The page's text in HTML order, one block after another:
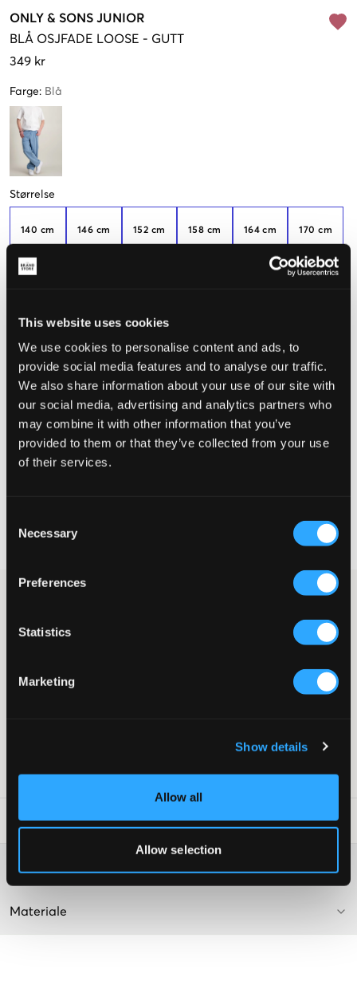
This website uses cookies
We use cookies to personalise content and ads, to
provide social media features and to analyse our traffic.
We also share information about your use of our site with
our social media, advertising and analytics partners who
may combine it with other information that you’ve
provided to them or that they’ve collected from your use
of their services.
Selection
Necessary
Preferences
Statistics
Marketing
Show details
Allow all
Allow selection
ONLY & SONS JUNIOR
BLÅ OSJFADE LOOSE - GUTT
349 kr
Farge: Blå
Størrelse
140 cm
Kun
igjen
146 cm 152 cm 158 cm 164 cm 170 cm
Opplevd størrelse
VELG EN STØRRELSE
Fri frakt over 999 kr
Lys vide jeans fra Only & Sons. Jeansene er vide og gir en
glidelås, og på innsiden finnes en justerbar strikk for at
passformen skal være så bra og komfortabel som mulig.
Justerbar strikk
Light Blue Denim
SKU:139672-001
Vaskeråd:
Materiale